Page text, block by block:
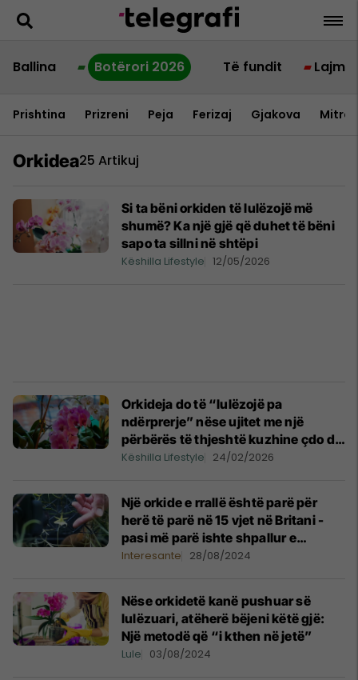
Ballina Botërori 2026 Të fundit Lajme
Prishtina Prizreni Peja Ferizaj Gjakova
Orkidea25 Artikuj
Si ta bëni orkiden të lulëzojë më
shumë? Ka një gjë që duhet të bëni
sapo ta sillni në shtëpi
Këshilla Lifestyle 12/05/2026
Orkideja do të “lulëzojë pa
ndërprerje” nëse ujitet me një
përbërës të thjeshtë kuzhine çdo dy
javë
Këshilla Lifestyle 24/02/2026
Një orkide e rrallë është parë për
herë të parë në 15 vjet në Britani -
pasi më parë ishte shpallur e
zhdukur
Interesante 28/08/2024
Nëse orkidetë kanë pushuar së
lulëzuari, atëherë bëjeni këtë gjë:
Një metodë që “i kthen në jetë”
Lule 03/08/2024